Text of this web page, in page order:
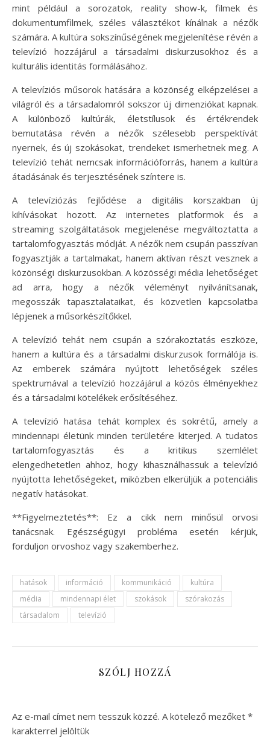
mint például a sorozatok, reality show-k, filmek és
dokumentumfilmek, széles választékot kínálnak a nézők
számára. A kultúra sokszínűségének megjelenítése révén a
televízió hozzájárul a társadalmi diskurzusokhoz és a
kulturális identitás formálásához.
A televíziós műsorok hatására a közönség elképzelései a
világról és a társadalomról sokszor új dimenziókat kapnak.
A különböző kultúrák, életstílusok és értékrendek
bemutatása révén a nézők szélesebb perspektívát
nyernek, és új szokásokat, trendeket ismerhetnek meg. A
televízió tehát nemcsak információforrás, hanem a kultúra
átadásának és terjesztésének színtere is.
A televíziózás fejlődése a digitális korszakban új
kihívásokat hozott. Az internetes platformok és a
streaming szolgáltatások megjelenése megváltoztatta a
tartalomfogyasztás módját. A nézők nem csupán passzívan
fogyasztják a tartalmakat, hanem aktívan részt vesznek a
közönségi diskurzusokban. A közösségi média lehetőséget
ad arra, hogy a nézők véleményt nyilvánítsanak,
megosszák tapasztalataikat, és közvetlen kapcsolatba
lépjenek a műsorkészítőkkel.
A televízió tehát nem csupán a szórakoztatás eszköze,
hanem a kultúra és a társadalmi diskurzusok formálója is.
Az emberek számára nyújtott lehetőségek széles
spektrumával a televízió hozzájárul a közös élményekhez
és a társadalmi kötelékek erősítéséhez.
A televízió hatása tehát komplex és sokrétű, amely a
mindennapi életünk minden területére kiterjed. A tudatos
tartalomfogyasztás és a kritikus szemlélet
elengedhetetlen ahhoz, hogy kihasználhassuk a televízió
nyújtotta lehetőségeket, miközben elkerüljük a potenciális
negatív hatásokat.
**Figyelmeztetés**: Ez a cikk nem minősül orvosi
tanácsnak. Egészségügyi probléma esetén kérjük,
forduljon orvoshoz vagy szakemberhez.
hatások információ kommunikáció
kultúra
média
mindennapi élet szokások
szórakozás
társadalom
televízió
SZÓLJ HOZZÁ
Az e-mail címet nem tesszük közzé. A kötelező mezőket *
karakterrel jelöltük